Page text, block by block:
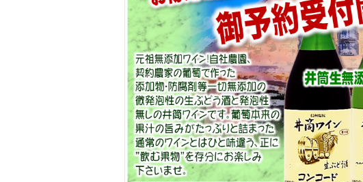
OPEN10:00～CLOSE21:00まで
※日&祝日はCLOSE20:00
皆様のご来店を心よりお待ち致しております。
2026.4.4 最新 ワイン祭り､荒天の為終了しました。
本日4/4(土)に開催しておりましたワイン祭りは
荒天となってしまった為、お客様の安全を最優先に考え、
終了させて頂きました。
急遽、明日4/5(日)も13時から19痔で開催致しますので、
本日参加出来なかったお客様は是非、明日ご参加ください！
尚、前売り券をご購入済のお客様で4/5(日)のご参加が
不可能なお客様は返金させて頂きますので、
お申し出下さいませ。